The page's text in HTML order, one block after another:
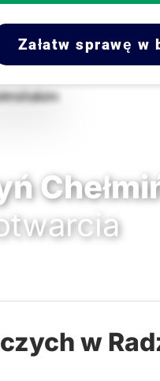
Załatw sprawę w
w